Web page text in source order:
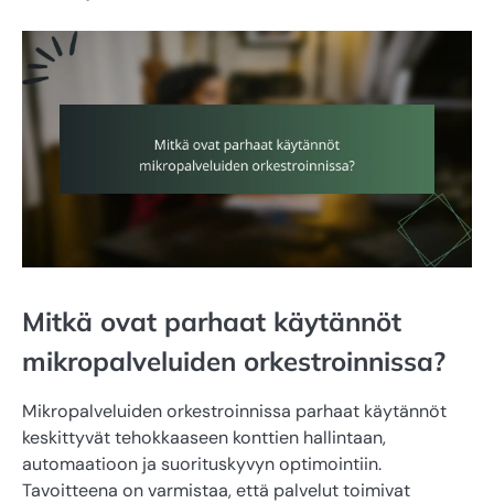
Mitkä ovat parhaat käytännöt
mikropalveluiden orkestroinnissa?
Mikropalveluiden orkestroinnissa parhaat käytännöt
keskittyvät tehokkaaseen konttien hallintaan,
automaatioon ja suorituskyvyn optimointiin.
Tavoitteena on varmistaa, että palvelut toimivat